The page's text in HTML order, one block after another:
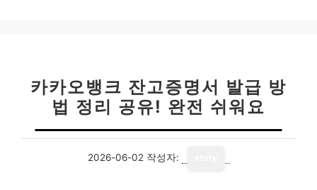
카카오뱅크 잔고증명서 발급 방
법 정리 공유! 완전 쉬워요
2026-06-02 작성자: